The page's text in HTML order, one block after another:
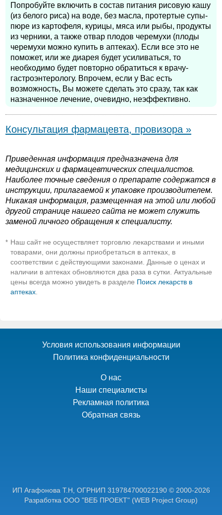
Попробуйте включить в состав питания рисовую кашу
(из белого риса) на воде, без масла, протертые супы-
пюре из картофеля, курицы, мяса или рыбы, продукты
из черники, а также отвар плодов черемухи (плоды
черемухи можно купить в аптеках). Если все это не
поможет, или же диарея будет усиливаться, то
необходимо будет повторно обратиться к врачу-
гастроэнтерологу. Впрочем, если у Вас есть
возможность, Вы можете сделать это сразу, так как
назначенное лечение, очевидно, неэффективно.
Консультация фармацевта, провизора »
Приведенная информация предназначена для
медицинских и фармацевтических специалистов.
Наиболее точные сведения о препарате содержатся в
инструкции, прилагаемой к упаковке производителем.
Никакая информация, размещенная на этой или любой
другой странице нашего сайта не может служить
заменой личного обращения к специалисту.
* Наш сайт не осуществляет торговлю лекарствами и иными
товарами, они должны приобретаться в аптеках, в
соответствии с действующими законами. Данные о ценах и
наличии в аптеках обновляются два раза в сутки. Актуальные
цены всегда можно увидеть в разделе Поиск лекарств в
аптеках.
Условия использования информации
Политика конфиденциальности
О нас
Наши специалисты
Рекламная политика
Обратная связь
ИП Агафонова Т.Н, ОГРНИП 319784700022190 © 2000-2026
Разработка ООО "ВЕБ ПРОЕКТ" (WEB Project Group)